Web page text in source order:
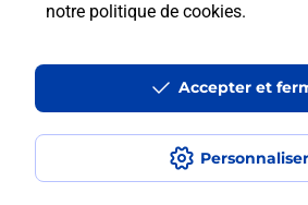
notre politique de cookies.
Personnaliser
Accepter et
Accessibilité : partiellement conforme
Conditions contractuelles
Mentions légales